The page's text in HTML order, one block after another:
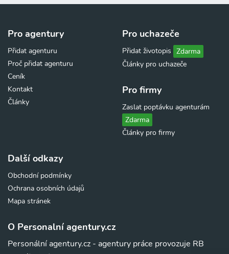
Pro agentury
Přidat agenturu
Proč přidat agenturu
Ceník
Kontakt
Články
Pro uchazeče
Přidat životopis Zdarma
Články pro uchazeče
Pro firmy
Zaslat poptávku agenturám
Zdarma
Články pro firmy
Další odkazy
Obchodní podmínky
Ochrana osobních údajů
Mapa stránek
O Personalní agentury.cz
Personální agentury.cz - agentury práce provozuje RB